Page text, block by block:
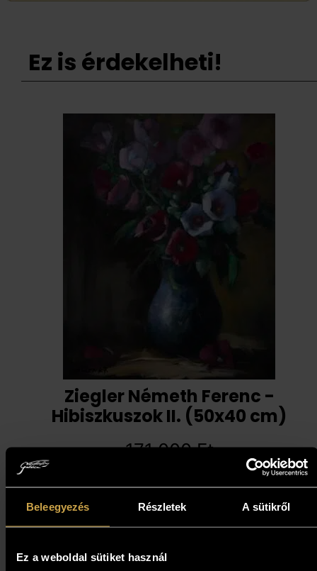
Beleegyezés Részletek A sütikről
Ez a weboldal sütiket használ
Ez is érdekelheti!
Ziegler Németh Ferenc -
Hibiszkuszok II. (50x40 cm)
171 000Ft
Kosárba teszem